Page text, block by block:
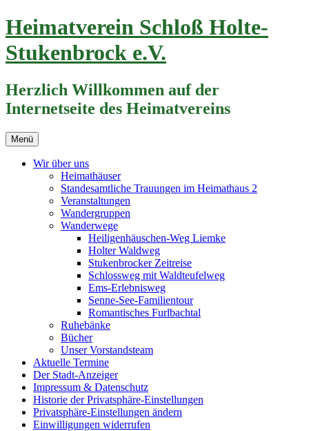
Zum
Inhalt
springen
Heimatverein Schloß Holte-
Stukenbrock e.V.
Herzlich Willkommen auf der
Internetseite des Heimatvereins
Menü
Wir über uns
Heimathäuser
Standesamtliche Trauungen im Heimathaus 2
Veranstaltungen
Wandergruppen
Wanderwege
Heiligenhäuschen-Weg Liemke
Holter Waldweg
Stukenbrocker Zeitreise
Schlossweg mit Waldteufelweg
Ems-Erlebnisweg
Senne-See-Familientour
Romantisches Furlbachtal
Ruhebänke
Bücher
Unser Vorstandsteam
Aktuelle Termine
Der Stadt-Anzeiger
Impressum & Datenschutz
Historie der Privatsphäre-Einstellungen
Privatsphäre-Einstellungen ändern
Einwilligungen widerrufen